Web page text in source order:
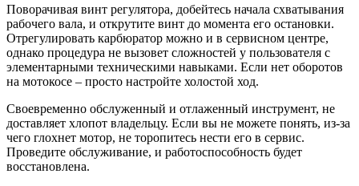
Поворачивая винт регулятора, добейтесь начала схватывания
рабочего вала, и открутите винт до момента его остановки.
Отрегулировать карбюратор можно и в сервисном центре,
однако процедура не вызовет сложностей у пользователя с
элементарными техническими навыками. Если нет оборотов
на мотокосе – просто настройте холостой ход.
Своевременно обслуженный и отлаженный инструмент, не
доставляет хлопот владельцу. Если вы не можете понять, из-за
чего глохнет мотор, не торопитесь нести его в сервис.
Проведите обслуживание, и работоспособность будет
восстановлена.